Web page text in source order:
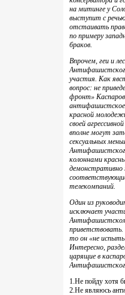
на митинге у
выступит с
отстаивать
по примеру
браков.
Впрочем, геи и
участия. Как
вопрос: не
фронт»
антифашистское
красной
своей
вполне могут
сексуальных
колоннами
телекомпаний.
Один из
исключает
приветствовать.
то он «не
Интересно,
царящие в
1.Не пойду хотя
2.Не являюсь